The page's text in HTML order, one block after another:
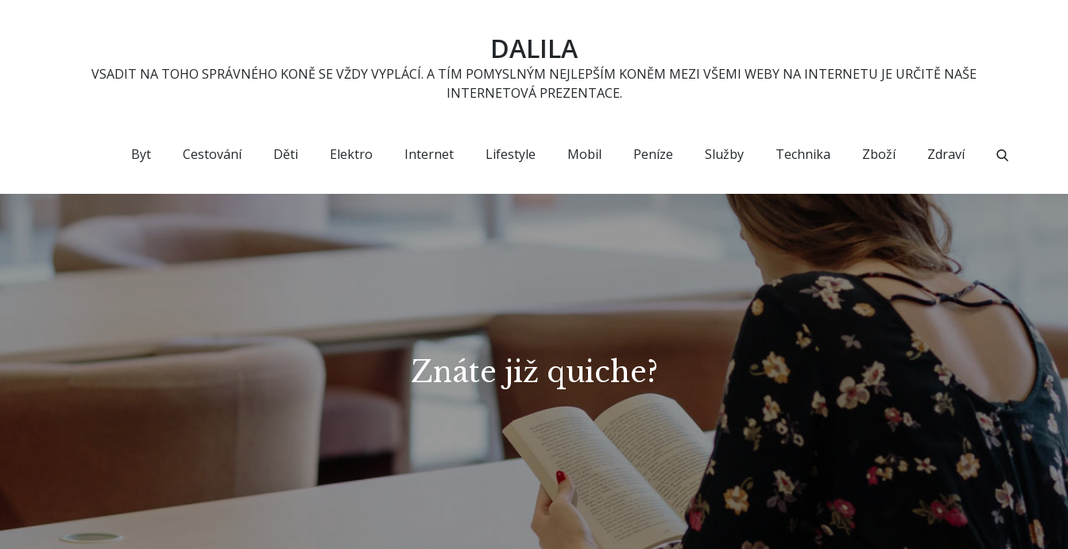
DALILA
VSADIT NA TOHO SPRÁVNÉHO KONĚ SE VŽDY VYPLÁCÍ. A TÍM POMYSLNÝM NEJLEPŠÍM KONĚM MEZI VŠEMI WEBY NA INTERNETU JE URČITĚ NAŠE
INTERNETOVÁ PREZENTACE.
Byt Cestování Děti Elektro Internet Lifestyle Mobil Peníze Služby Technika Zboží Zdraví
Znáte již quiche?